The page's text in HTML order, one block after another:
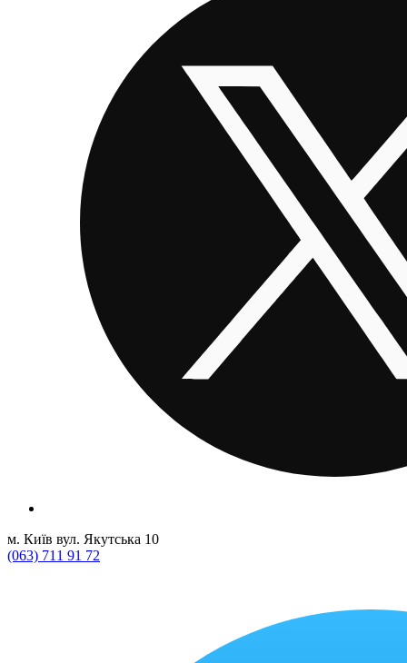
м. Київ вул. Якутська 10
(063) 711 91 72